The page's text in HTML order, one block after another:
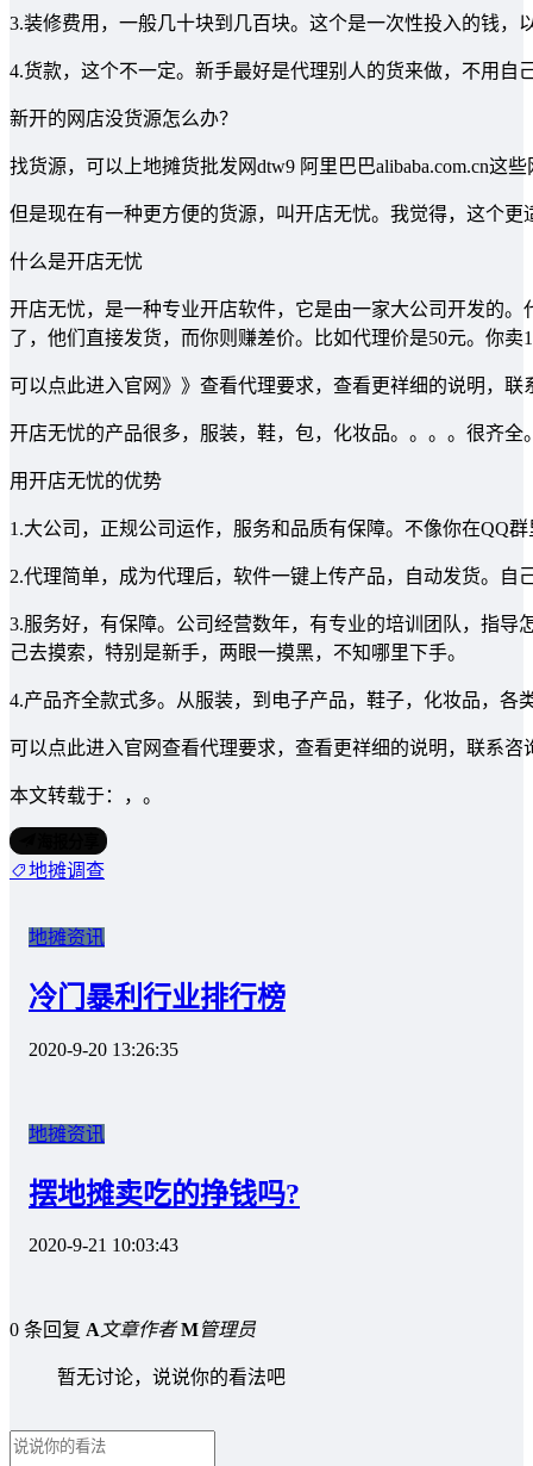
3.装修费用，一般几十块到几百块。这个是一次性投入的钱，
4.货款，这个不一定。新手最好是代理别人的货来做，不用自
新开的网店没货源怎么办？
找货源，可以上地摊货批发网dtw9 阿里巴巴alibaba.com.cn这
但是现在有一种更方便的货源，叫开店无忧。我觉得，这个更
什么是开店无忧
开店无忧，是一种专业开店软件，它是由一家大公司开发的
了，他们直接发货，而你则赚差价。比如代理价是50元。你卖
可以点此进入官网》》查看代理要求，查看更祥细的说明，联
开店无忧的产品很多，服装，鞋，包，化妆品。。。。很齐
用开店无忧的优势
1.大公司，正规公司运作，服务和品质有保障。不像你在QQ
2.代理简单，成为代理后，软件一键上传产品，自动发货。自
3.服务好，有保障。公司经营数年，有专业的培训团队，指
己去摸索，特别是新手，两眼一摸黑，不知哪里下手。
4.产品齐全款式多。从服装，到电子产品，鞋子，化妆品，
可以点此进入官网查看代理要求，查看更祥细的说明，联系咨
本文转载于：，。
地摊调查
地摊资讯
冷门暴利行业排行榜
2020-9-20 13:26:35
地摊资讯
摆地摊卖吃的挣钱吗?
2020-9-21 10:03:43
0 条回复 A文章作者 M管理员
暂无讨论，说说你的看法吧